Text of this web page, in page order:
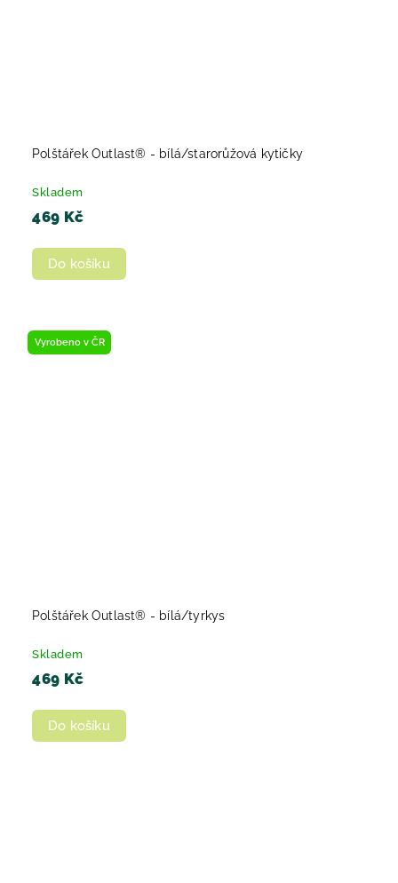
Polštářek Outlast® - bílá/starorůžová kytičky
Skladem
469 Kč
Do košíku
Vyrobeno v ČR
Polštářek Outlast® - bílá/tyrkys
Skladem
469 Kč
Do košíku